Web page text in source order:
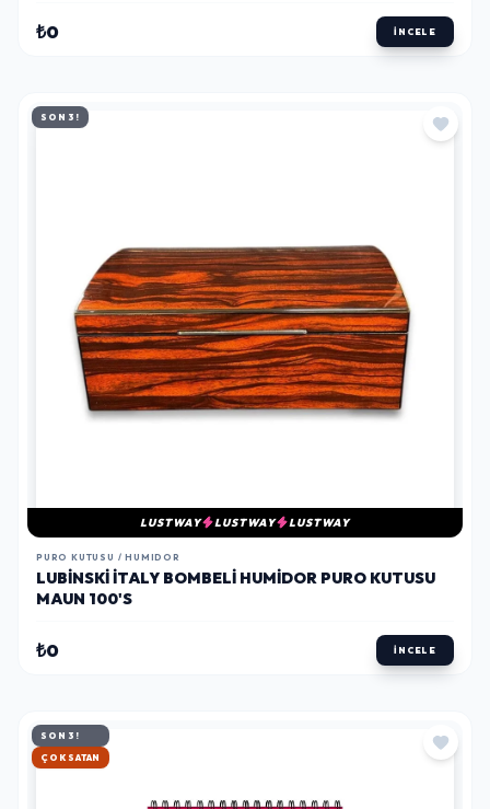
₺0 İNCELE
SON 3!
LUSTWAY LUSTWAY LUSTWAY
PURO KUTUSU / HUMIDOR
LUBINSKI İTALY BOMBELI HUMIDOR PURO KUTUSU
MAUN 100'S
₺0 İNCELE
SON 3!
HIZLI KARGO